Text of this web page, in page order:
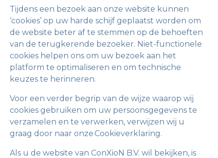
Tijdens een bezoek aan onze website kunnen
‘cookies’ op uw harde schijf geplaatst worden om
de website beter af te stemmen op de behoeften
van de terugkerende bezoeker. Niet-functionele
cookies helpen ons om uw bezoek aan het
platform te optimaliseren en om technische
keuzes te herinneren.
Voor een verder begrip van de wijze waarop wij
cookies gebruiken om uw persoonsgegevens te
verzamelen en te verwerken, verwijzen wij u
graag door naar onze Cookieverklaring.
Als u de website van ConXioN B.V. wil bekijken, is